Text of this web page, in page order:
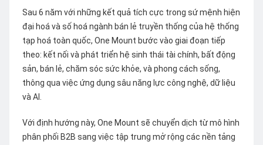
Sau 6 năm với những kết quả tích cực trong sứ mệnh hiện
đại hoá và số hoá ngành bán lẻ truyền thống của hệ thống
tạp hoá toàn quốc, One Mount bước vào giai đoạn tiếp
theo: kết nối và phát triển hệ sinh thái tài chính, bất động
sản, bán lẻ, chăm sóc sức khỏe, và phong cách sống,
thông qua việc ứng dụng sâu năng lực công nghệ, dữ liệu
và AI.
Với định hướng này, One Mount sẽ chuyển dịch từ mô hình
phân phối B2B sang việc tập trung mở rộng các nền tảng